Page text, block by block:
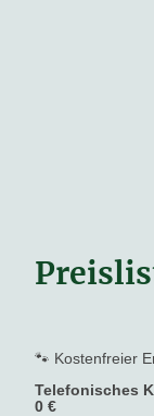
🐾 Kostenfreier
Telefonisches
0 €